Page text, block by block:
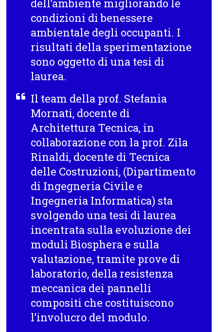
dell’ambiente migliorando le
condizioni di benessere
ambientale degli occupanti. I
risultati della sperimentazione
sono oggetto di una tesi di
laurea.
Il team della prof. Stefania
Mornati, docente di
Architettura Tecnica, in
collaborazione con la prof. Zila
Rinaldi, docente di Tecnica
delle Costruzioni, (Dipartimento
di Ingegneria Civile e
Ingegneria Informatica) sta
svolgendo una tesi di laurea
incentrata sulla evoluzione dei
moduli Biosphera e sulla
valutazione, tramite prove di
laboratorio, della resistenza
meccanica dei pannelli
compositi che costituiscono
l’involucro del modulo.